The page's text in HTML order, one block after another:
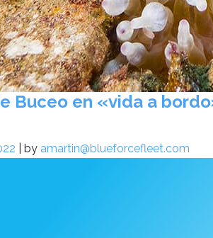
Buceo en «vida a
by amartin@blueforcefleet.com